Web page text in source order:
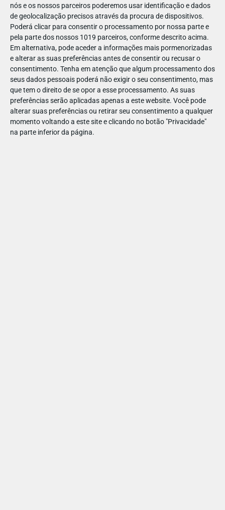
nós e os nossos parceiros poderemos usar identificação e dados
de geolocalização precisos através da procura de dispositivos.
Poderá clicar para consentir o processamento por nossa parte e
pela parte dos nossos 1019 parceiros, conforme descrito acima.
Em alternativa, pode aceder a informações mais pormenorizadas
e alterar as suas preferências antes de consentir ou recusar o
consentimento. Tenha em atenção que algum processamento dos
seus dados pessoais poderá não exigir o seu consentimento, mas
que tem o direito de se opor a esse processamento. As suas
preferências serão aplicadas apenas a este website. Você pode
alterar suas preferências ou retirar seu consentimento a qualquer
momento voltando a este site e clicando no botão "Privacidade"
na parte inferior da página.
Para crianças maiores de 7 anos.
Uma sugestãoBooksmile.
EM CASA LIVROS
LEGO® STAR WARS
PARTILHAR ESTE ARTIGO